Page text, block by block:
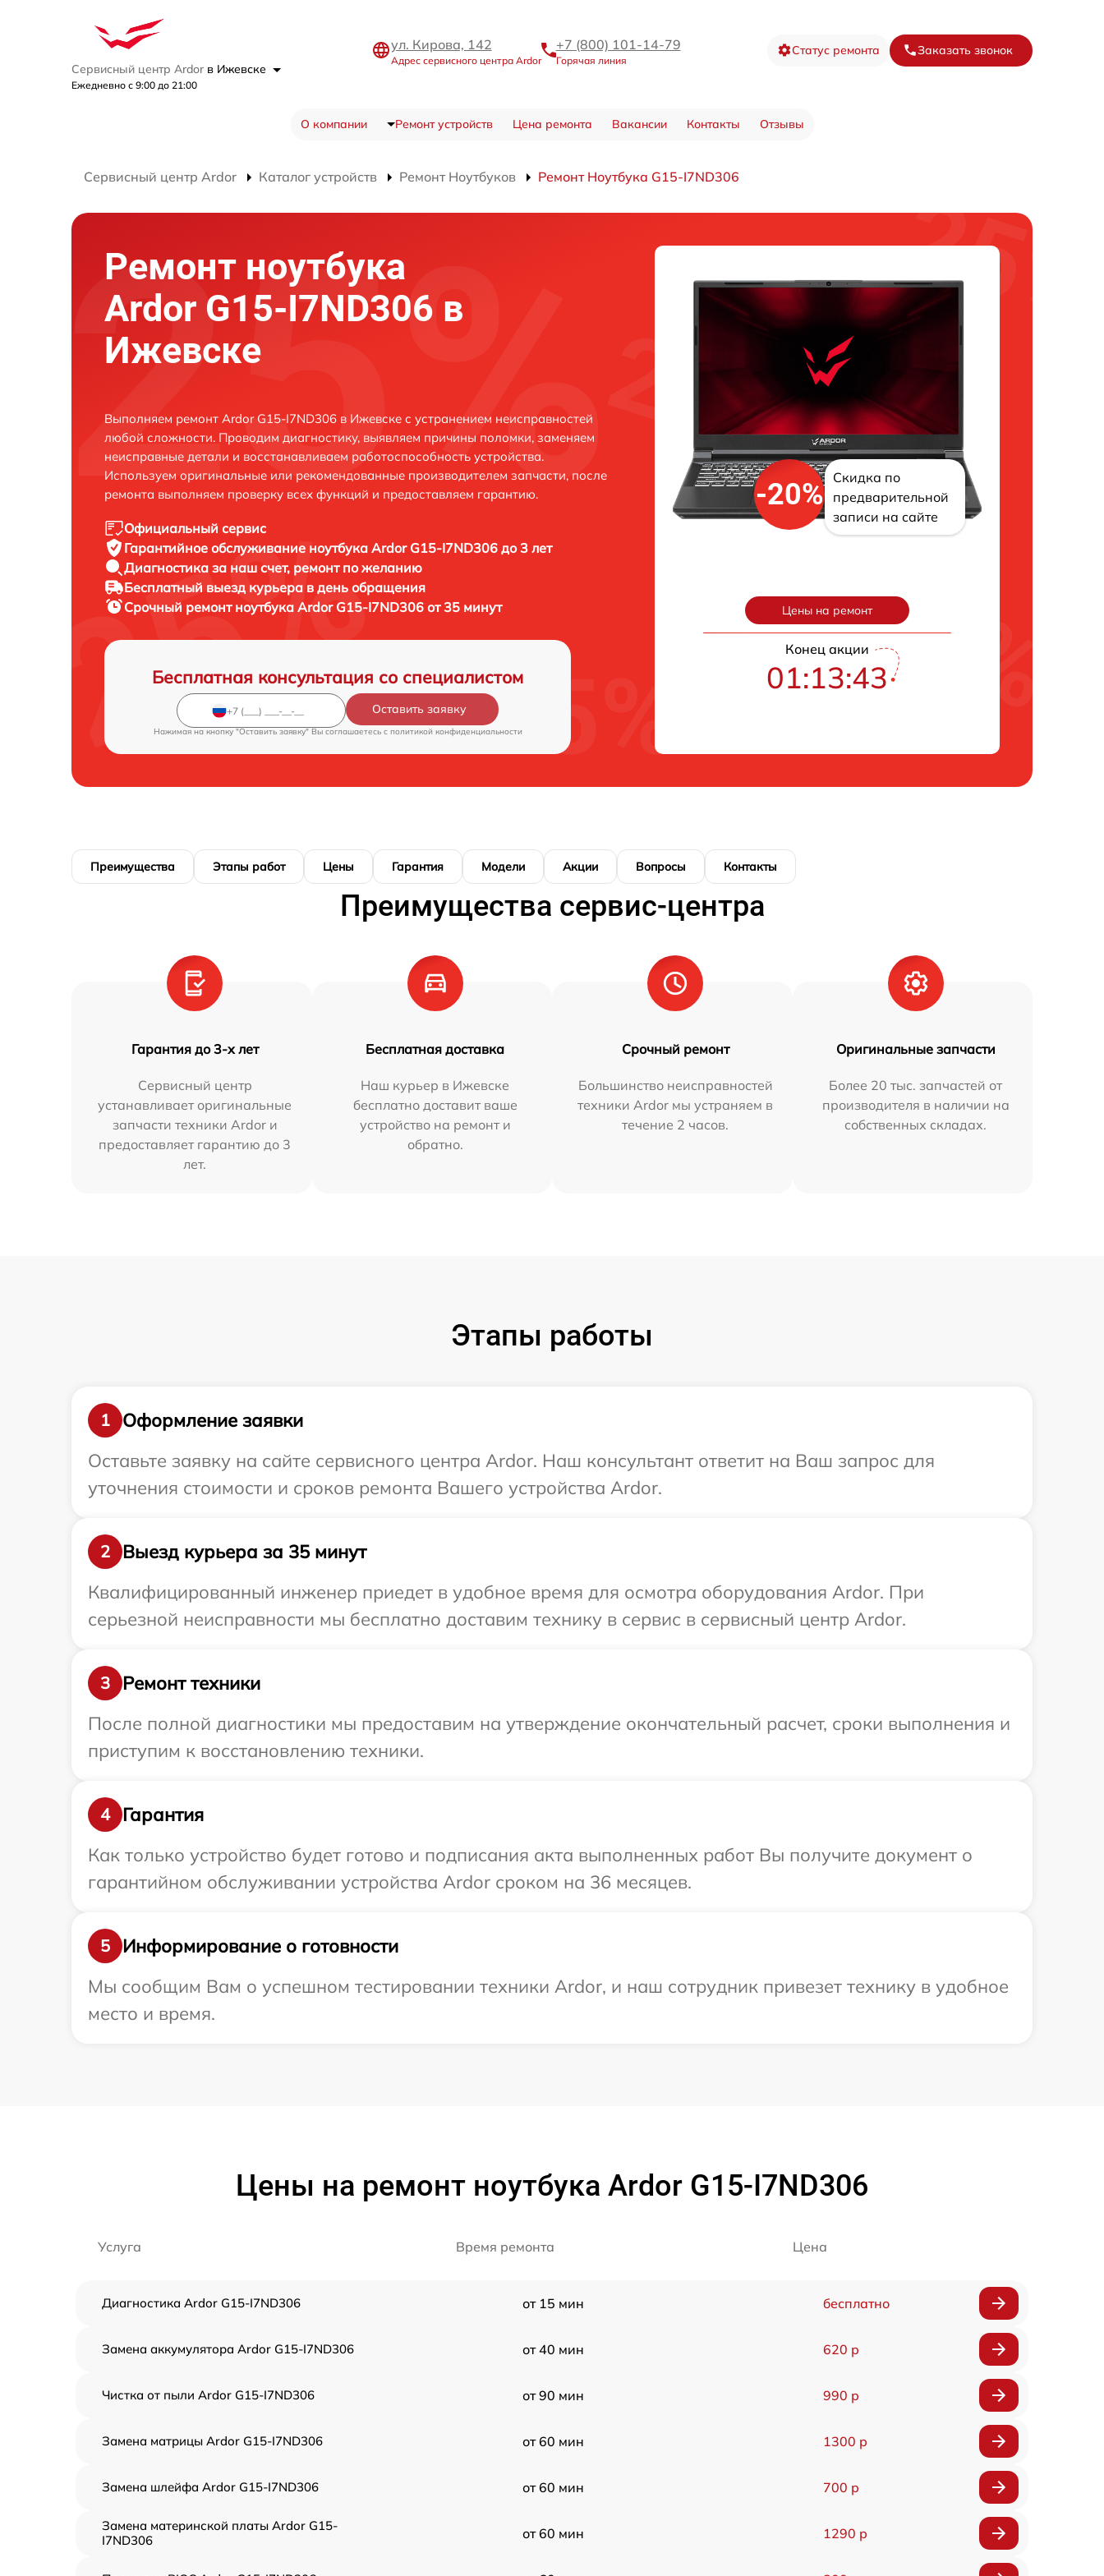
Сервисный центр Ardor в Ижевске
Ежедневно с 9:00 до 21:00
ул. Кирова, 142
Адрес сервисного центра Ardor
+7 (800) 101-14-79
Горячая линия
Статус ремонта Заказать звонок
О компании Ремонт устройств Цена ремонта Вакансии Контакты Отзывы
Сервисный центр Ardor Каталог устройств Ремонт Ноутбуков Ремонт Ноутбука G15-I7ND306
Ремонт ноутбука
Ardor G15-I7ND306 в
Ижевске
Выполняем ремонт Ardor G15-I7ND306 в Ижевске с устранением неисправностей
любой сложности. Проводим диагностику, выявляем причины поломки, заменяем
неисправные детали и восстанавливаем работоспособность устройства.
Используем оригинальные или рекомендованные производителем запчасти, после
ремонта выполняем проверку всех функций и предоставляем гарантию.
Официальный сервис
Гарантийное обслуживание ноутбука Ardor G15-I7ND306 до 3 лет
Диагностика за наш счет, ремонт по желанию
Бесплатный выезд курьера в день обращения
Срочный ремонт ноутбука Ardor G15-I7ND306 от 35 минут
Бесплатная консультация со специалистом
Оставить заявку
Нажимая на кнопку "Оставить заявку" Вы соглашаетесь c политикой конфиденциальности
-20%
Скидка по
предварительной
записи на сайте
Цены на ремонт
Конец акции
01:13:42
Преимущества Этапы работ Цены Гарантия Модели Акции Вопросы Контакты
Преимущества сервис-центра
Гарантия до 3-х лет
Сервисный центр
устанавливает оригинальные
запчасти техники Ardor и
предоставляет гарантию до 3
лет.
Бесплатная доставка
Наш курьер в Ижевске
бесплатно доставит ваше
устройство на ремонт и
обратно.
Срочный ремонт
Большинство неисправностей
техники Ardor мы устраняем в
течение 2 часов.
Оригинальные запчасти
Более 20 тыс. запчастей от
производителя в наличии на
собственных складах.
Этапы работы
1
Оформление заявки
Оставьте заявку на сайте сервисного центра Ardor. Наш консультант ответит на Ваш запрос для
уточнения стоимости и сроков ремонта Вашего устройства Ardor.
2
Выезд курьера за 35 минут
Квалифицированный инженер приедет в удобное время для осмотра оборудования Ardor. При
серьезной неисправности мы бесплатно доставим технику в сервис в сервисный центр Ardor.
3
Ремонт техники
После полной диагностики мы предоставим на утверждение окончательный расчет, сроки выполнения и
приступим к восстановлению техники.
4
Гарантия
Как только устройство будет готово и подписания акта выполненных работ Вы получите документ о
гарантийном обслуживании устройства Ardor сроком на 36 месяцев.
5
Информирование о готовности
Мы сообщим Вам о успешном тестировании техники Ardor, и наш сотрудник привезет технику в удобное
место и время.
Цены на ремонт ноутбука Ardor G15-I7ND306
Услуга Время ремонта Цена
Диагностика Ardor G15-I7ND306 от 15 мин бесплатно
Замена аккумулятора Ardor G15-I7ND306 от 40 мин 620 р
Чистка от пыли Ardor G15-I7ND306 от 90 мин 990 р
Замена матрицы Ardor G15-I7ND306 от 60 мин 1300 р
Замена шлейфа Ardor G15-I7ND306 от 60 мин 700 р
Замена материнской платы Ardor G15-
I7ND306
от 60 мин 1290 р